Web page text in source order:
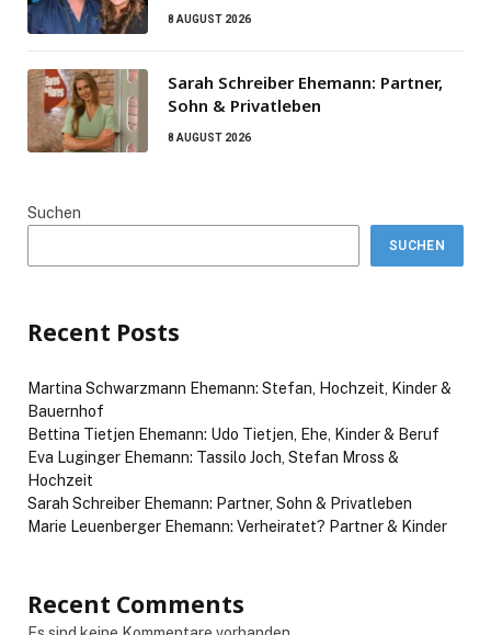
8 AUGUST 2026
Sarah Schreiber Ehemann: Partner,
Sohn & Privatleben
8 AUGUST 2026
Suchen
SUCHEN
Recent Posts
Martina Schwarzmann Ehemann: Stefan, Hochzeit, Kinder &
Bauernhof
Bettina Tietjen Ehemann: Udo Tietjen, Ehe, Kinder & Beruf
Eva Luginger Ehemann: Tassilo Joch, Stefan Mross &
Hochzeit
Sarah Schreiber Ehemann: Partner, Sohn & Privatleben
Marie Leuenberger Ehemann: Verheiratet? Partner & Kinder
Recent Comments